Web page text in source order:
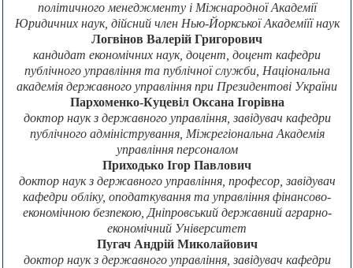
політичного менеджменту і Міжнародної Академії
Юридичних наук, дійсний член Нью-Йоркської Академіїї наук
Логвінов Валерій Григорович
кандидат економічних наук, доцент, доцент кафедри
публічного управління та публічної служби, Національна
академія державного управління при Президентові України
Пархоменко-Куцевіл Оксана Ігорівна
доктор наук з державного управління, завідувач кафедри
публічного адміністрування, Міжрегіональна Академія
управління персоналом
Приходько Ігор Павлович
доктор наук з державного управління, професор, завідувач
кафедри обліку, оподаткування та управління фінансово-
економічною безпекою, Дніпровський державний аграрно-
економічний Університет
Пугач Андрій Миколайович
доктор наук з державного управління, завідувач кафедри